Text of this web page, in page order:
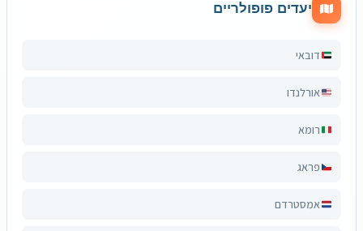
יעדים פופולריים
דובאי
אורלנדו
רומא
פראג
אמסטרדם